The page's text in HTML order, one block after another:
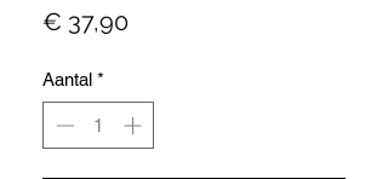
€ 37,90Prijs
Aantal *